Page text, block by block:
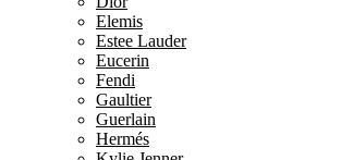
Elemis
Estee Lauder
Eucerin
Fendi
Gaultier
Guerlain
Hermés